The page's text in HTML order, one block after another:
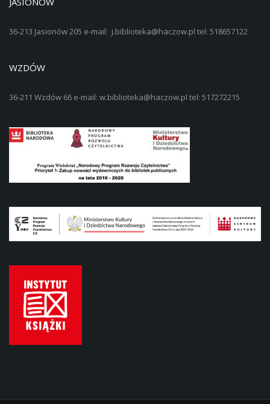
36-213 Jasionów 205 e-mail: j.biblioteka@haczow.pl tel: 518657122
WZDÓW
36-211 Wzdów 66 e-mail: w.biblioteka@haczow.pl tel: 517272215